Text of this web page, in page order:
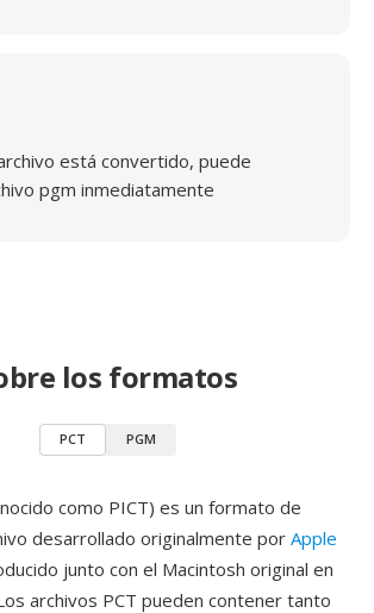
está convertido, puede
pgm inmediatamente
los formatos
PCT PGM
como PICT) es un formato de
desarrollado originalmente por Apple
junto con el Macintosh original en
archivos PCT pueden contener tanto